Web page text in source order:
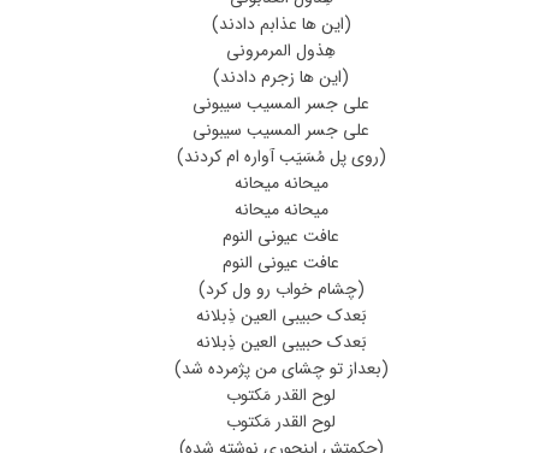
(این ها عذابم دادند)
هِذول المرمرونی
(این ها زجرم دادند)
علی جسر المسیب سیبونی
علی جسر المسیب سیبونی
(روی پل مُسَیَب آواره ام کردند)
میحانه میحانه
میحانه میحانه
عافت عیونی النوم
عافت عیونی النوم
(چشام خواب رو ول کرد)
بَعدک حبیبی العین ذِبلانه
بَعدک حبیبی العین ذِبلانه
(بعداز تو چشای من پژمرده شد)
لوح القدر مَکتوب
لوح القدر مَکتوب